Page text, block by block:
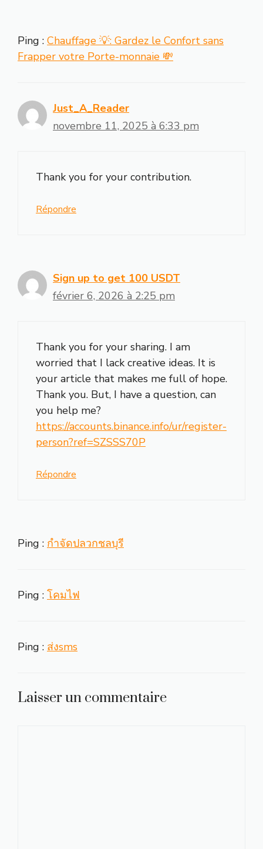
Ping : Chauffage 💡: Gardez le Confort sans
Frapper votre Porte-monnaie 💸
Just_A_Reader
novembre 11, 2025 à 6:33 pm
Thank you for your contribution.
Répondre
Sign up to get 100 USDT
février 6, 2026 à 2:25 pm
Thank you for your sharing. I am
worried that I lack creative ideas. It is
your article that makes me full of hope.
Thank you. But, I have a question, can
you help me?
https://accounts.binance.info/ur/register-
person?ref=SZSSS70P
Répondre
Ping : กำจัดปลวกชลบุรี
Ping : โคมไฟ
Ping : ส่งsms
Laisser un commentaire